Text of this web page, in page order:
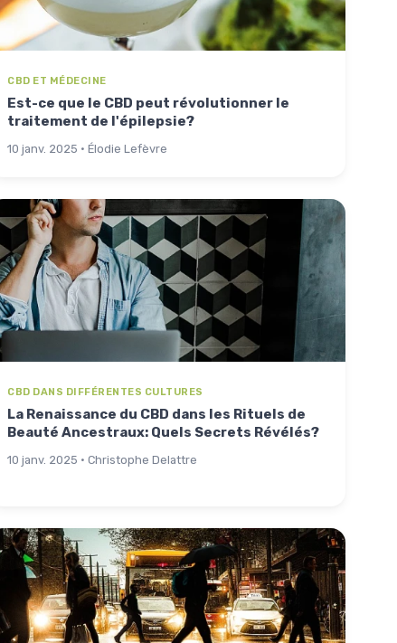
CBD ET MÉDECINE
Est-ce que le CBD peut révolutionner le
traitement de l'épilepsie?
10 janv. 2025 · Élodie Lefèvre
CBD DANS DIFFÉRENTES CULTURES
La Renaissance du CBD dans les Rituels de
Beauté Ancestraux: Quels Secrets Révélés?
10 janv. 2025 · Christophe Delattre